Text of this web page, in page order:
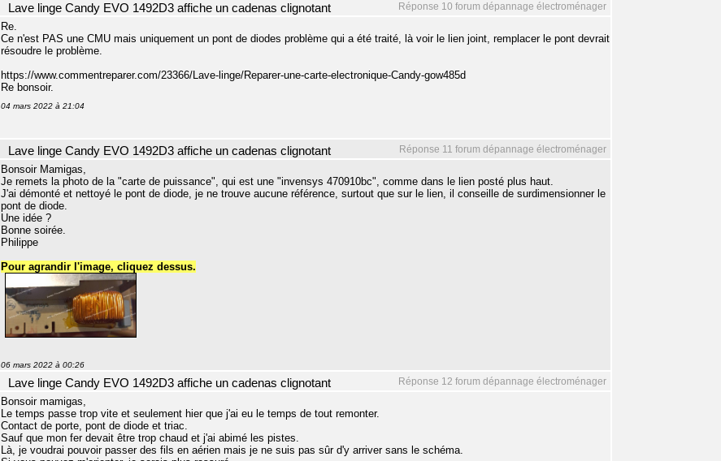
Réponse 10 forum dépannage électroménager
Lave linge Candy EVO 1492D3 affiche un cadenas clignotant
Re.
Ce n'est PAS une CMU mais uniquement un pont de diodes problème qui a été traité, là voir le lien joint, remplacer le pont devrait
résoudre le problème.
https://www.commentreparer.com/23366/Lave-linge/Reparer-une-carte-electronique-Candy-gow485d
Re bonsoir.
04 mars 2022 à 21:04
Réponse 11 forum dépannage électroménager
Lave linge Candy EVO 1492D3 affiche un cadenas clignotant
Bonsoir Mamigas,
Je remets la photo de la "carte de puissance", qui est une "invensys 470910bc", comme dans le lien posté plus haut.
J'ai démonté et nettoyé le pont de diode, je ne trouve aucune référence, surtout que sur le lien, il conseille de surdimensionner le
pont de diode.
Une idée ?
Bonne soirée.
Philippe
Pour agrandir l'image, cliquez dessus.
06 mars 2022 à 00:26
Réponse 12 forum dépannage électroménager
Lave linge Candy EVO 1492D3 affiche un cadenas clignotant
Bonsoir mamigas,
Le temps passe trop vite et seulement hier que j'ai eu le temps de tout remonter.
Contact de porte, pont de diode et triac.
Sauf que mon fer devait être trop chaud et j'ai abimé les pistes.
Là, je voudrai pouvoir passer des fils en aérien mais je ne suis pas sûr d'y arriver sans le schéma.